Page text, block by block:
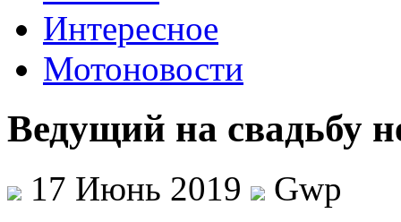
Интересное
Мотоновости
Ведущий на свадьбу
17 Июнь 2019
Gwp